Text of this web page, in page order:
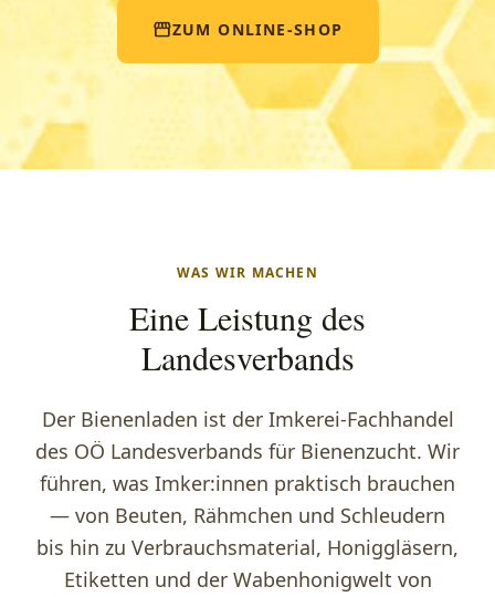
storefrontZUM ONLINE-SHOP
WAS WIR MACHEN
Eine Leistung des
Landesverbands
Der Bienenladen ist der Imkerei-Fachhandel
des OÖ Landesverbands für Bienenzucht. Wir
führen, was Imker:innen praktisch brauchen
— von Beuten, Rähmchen und Schleudern
bis hin zu Verbrauchsmaterial, Honiggläsern,
Etiketten und der Wabenhonigwelt von